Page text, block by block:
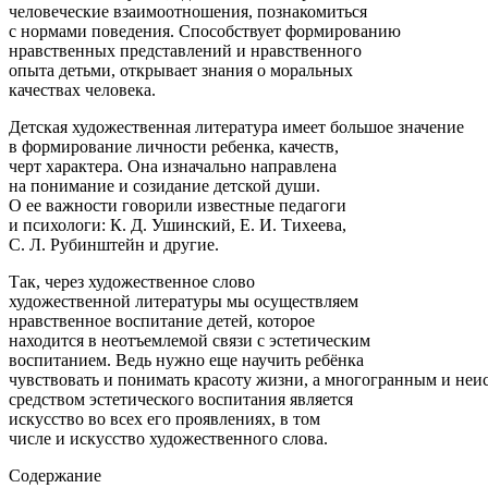
человеческие взаимоотношения, познакомиться
с нормами поведения. Способствует формированию
нравственных представлений и нравственного
опыта детьми, открывает знания о моральных
качествах человека.
Детская художественная литература имеет большое значение
в формирование личности ребенка, качеств,
черт характера. Она изначально направлена
на понимание и созидание детской души.
О ее важности говорили известные педагоги
и психологи: К. Д. Ушинский, Е. И. Тихеева,
С. Л. Рубинштейн и другие.
Так, через художественное слово
художественной литературы мы осуществляем
нравственное воспитание детей, которое
находится в неотъемлемой связи с эстетическим
воспитанием. Ведь нужно еще научить ребёнка
чувствовать и понимать красоту жизни, а многогранным и
средством эстетического воспитания является
искусство во всех его проявлениях, в том
числе и искусство художественного слова.
Содержание